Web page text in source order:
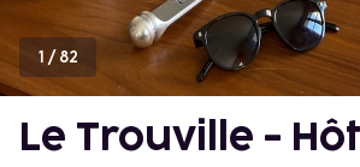
1 /82
Le Trouville -